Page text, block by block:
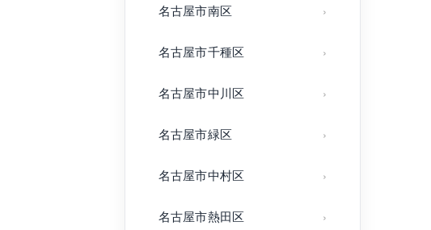
名古屋市南区
名古屋市千種区
名古屋市中川区
名古屋市緑区
名古屋市中村区
名古屋市熱田区